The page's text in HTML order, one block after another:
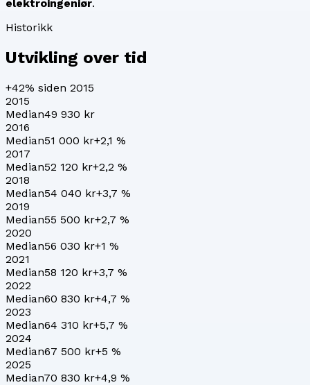
elektroingeniør.
Historikk
Utvikling over tid
+42% siden 2015
2015
Median49 930 kr
2016
Median51 000 kr+2,1 %
2017
Median52 120 kr+2,2 %
2018
Median54 040 kr+3,7 %
2019
Median55 500 kr+2,7 %
2020
Median56 030 kr+1 %
2021
Median58 120 kr+3,7 %
2022
Median60 830 kr+4,7 %
2023
Median64 310 kr+5,7 %
2024
Median67 500 kr+5 %
2025
Median70 830 kr+4,9 %